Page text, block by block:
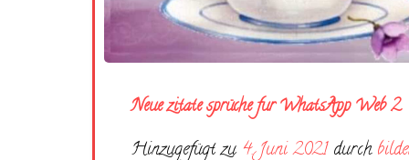
Neue zitate sprüche fur WhatsApp Web 2
Hinzugefügt zu 4. Juni 2021 durch